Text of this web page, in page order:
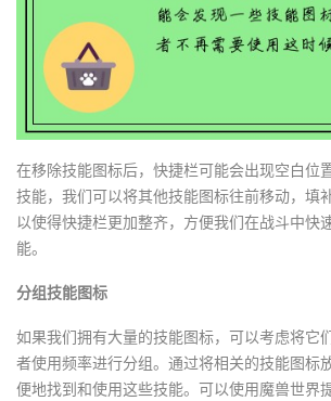
在移除技能图标后，快捷栏可能会出现空白位
技能，我们可以将其他技能图标往前移动，填
以使得快捷栏更加整齐，方便我们在战斗中快
能。
分组技能图标
如果我们拥有大量的技能图标，可以考虑将它
者使用频率进行分组。通过将相关的技能图标
便地找到和使用这些技能。可以使用魔兽世界